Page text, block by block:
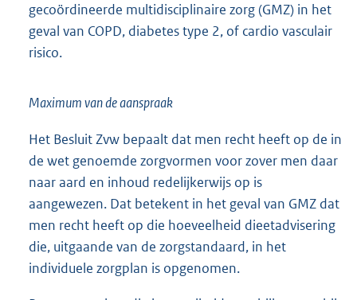
gecoördineerde multidisciplinaire zorg (GMZ) in het
geval van COPD, diabetes type 2, of cardio vasculair
risico.
Maximum van de aanspraak
Het Besluit Zvw bepaalt dat men recht heeft op de in
de wet genoemde zorgvormen voor zover men daar
naar aard en inhoud redelijkerwijs op is
aangewezen. Dat betekent in het geval van GMZ dat
men recht heeft op die hoeveelheid dieetadvisering
die, uitgaande van de zorgstandaard, in het
individuele zorgplan is opgenomen.